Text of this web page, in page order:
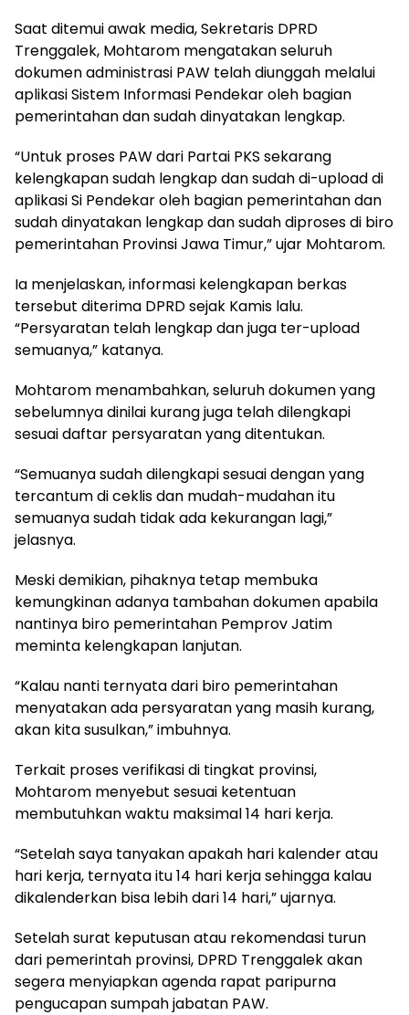
Saat ditemui awak media, Sekretaris DPRD
Trenggalek, Mohtarom mengatakan seluruh
dokumen administrasi PAW telah diunggah melalui
aplikasi Sistem Informasi Pendekar oleh bagian
pemerintahan dan sudah dinyatakan lengkap.
“Untuk proses PAW dari Partai PKS sekarang
kelengkapan sudah lengkap dan sudah di-upload di
aplikasi Si Pendekar oleh bagian pemerintahan dan
sudah dinyatakan lengkap dan sudah diproses di biro
pemerintahan Provinsi Jawa Timur,” ujar Mohtarom.
Ia menjelaskan, informasi kelengkapan berkas
tersebut diterima DPRD sejak Kamis lalu.
“Persyaratan telah lengkap dan juga ter-upload
semuanya,” katanya.
Mohtarom menambahkan, seluruh dokumen yang
sebelumnya dinilai kurang juga telah dilengkapi
sesuai daftar persyaratan yang ditentukan.
“Semuanya sudah dilengkapi sesuai dengan yang
tercantum di ceklis dan mudah-mudahan itu
semuanya sudah tidak ada kekurangan lagi,”
jelasnya.
Meski demikian, pihaknya tetap membuka
kemungkinan adanya tambahan dokumen apabila
nantinya biro pemerintahan Pemprov Jatim
meminta kelengkapan lanjutan.
“Kalau nanti ternyata dari biro pemerintahan
menyatakan ada persyaratan yang masih kurang,
akan kita susulkan,” imbuhnya.
Terkait proses verifikasi di tingkat provinsi,
Mohtarom menyebut sesuai ketentuan
membutuhkan waktu maksimal 14 hari kerja.
“Setelah saya tanyakan apakah hari kalender atau
hari kerja, ternyata itu 14 hari kerja sehingga kalau
dikalenderkan bisa lebih dari 14 hari,” ujarnya.
Setelah surat keputusan atau rekomendasi turun
dari pemerintah provinsi, DPRD Trenggalek akan
segera menyiapkan agenda rapat paripurna
pengucapan sumpah jabatan PAW.